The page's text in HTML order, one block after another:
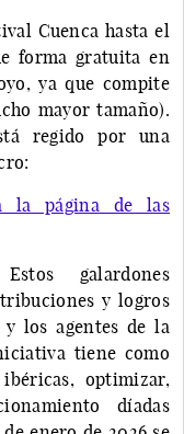
Cuenca hasta el
forma gratuita en
ya que compite
mayor tamaño).
regido por una
la página de las
galardones
y logros
los agentes de la
tiene como
optimizar,
díadas